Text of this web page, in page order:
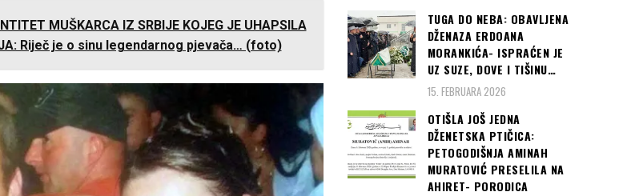
MUŠKARCA IZ SRBIJE KOJEG JE UHAPSILA
Riječ je o sinu legendarnog pjevača… (foto)
TUGA DO NEBA: OBAVLJENA
DŽENAZA ERDOANA
MORANKIĆA- ISPRAĆEN JE
UZ SUZE, DOVE I TIŠINU…
15. FEBRUARA 2026
OTIŠLA JOŠ JEDNA
DŽENETSKA PTIČICA:
PETOGODIŠNJA AMINAH
MURATOVIĆ PRESELILA NA
AHIRET- PORODICA